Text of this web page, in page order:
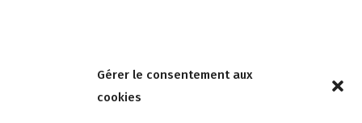
Gérer le consentement aux
cookies
4 rue de la Tour 85150 Les Achards